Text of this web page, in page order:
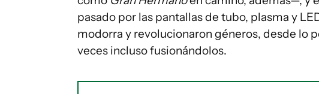
pasado por las pantallas de tubo, plasma y
modorra y revolucionaron géneros, desde lo
veces incluso fusionándolos.